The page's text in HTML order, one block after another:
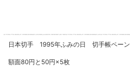
日本切手 1995年ふみの日 切手帳ペーン
額面80円と50円×5枚